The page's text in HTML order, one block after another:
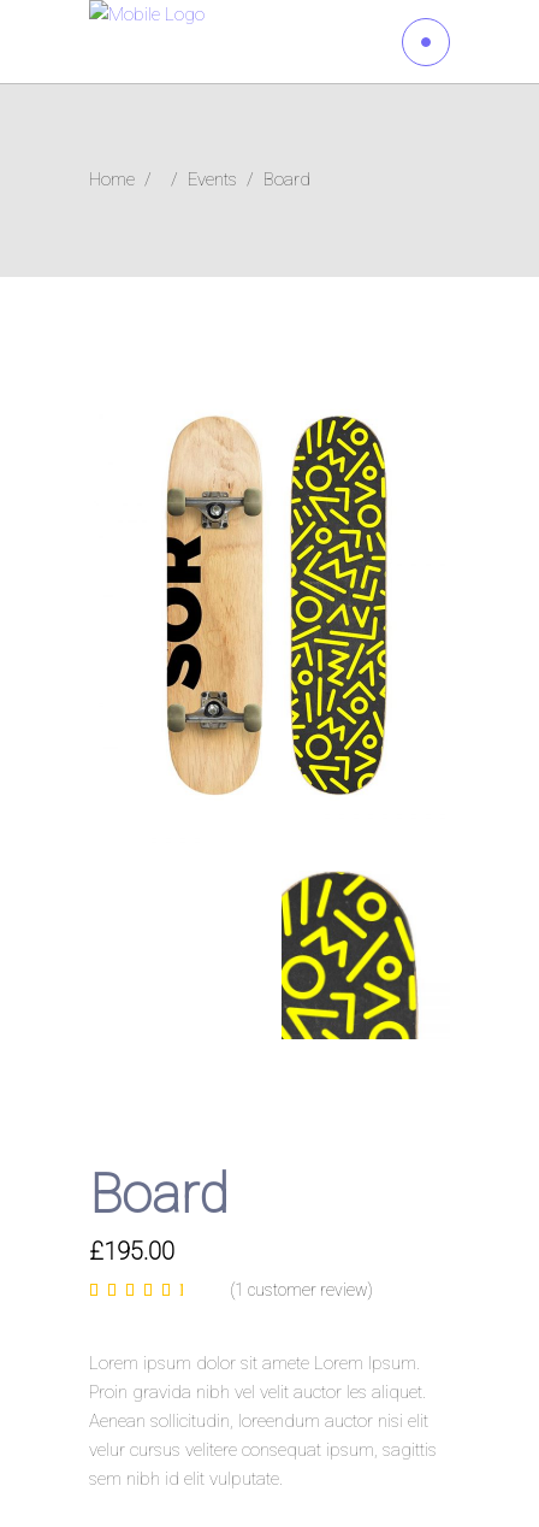
Home / / Events / Board
Board
£195.00
Rated
1
customer
rating
(1 customer review)
Lorem ipsum dolor sit amete Lorem Ipsum.
Proin gravida nibh vel velit auctor les aliquet.
Aenean sollicitudin, loreendum auctor nisi elit
velur cursus velitere consequat ipsum, sagittis
sem nibh id elit vulputate.